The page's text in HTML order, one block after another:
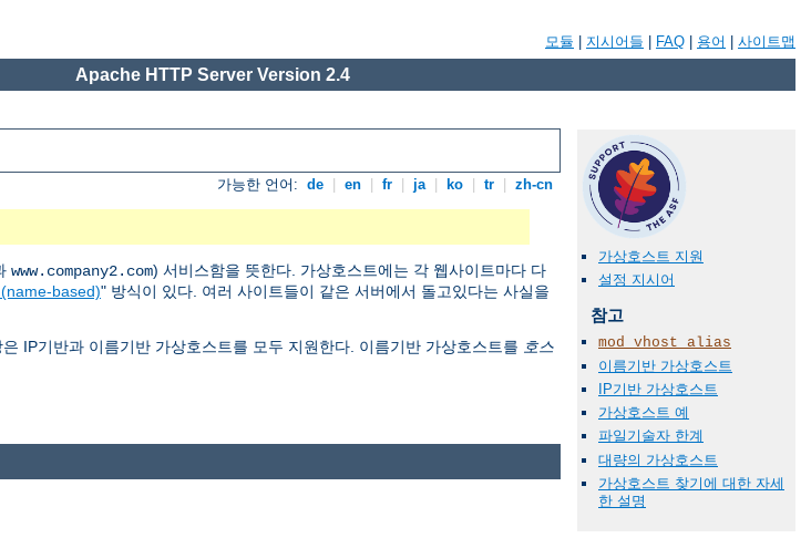
모듈 지시어들 FAQ 용어 사이트맵
Apache HTTP Server Version 2.4
가능한 언어: de en fr ja ko tr zh-cn
www.company2.com) 서비스함을 뜻한다. 가상호스트에는 각 웹사이트마다 다
based)" 방식이 있다. 여러 사이트들이 같은 서버에서 돌고있다는 사실을
IP기반과 이름기반 가상호스트를 모두 지원한다. 이름기반 가상호스트를 호스
가상호스트 지원
설정 지시어
참고
mod_vhost_alias
이름기반 가상호스트
IP기반 가상호스트
가상호스트 예
파일기술자 한계
대량의 가상호스트
가상호스트 찾기에 대한 자세
한 설명